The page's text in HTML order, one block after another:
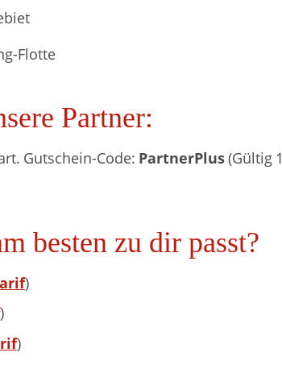
Flotte
Partner:
Gutschein-Code: PartnerPlus(Gültig 1
besten zu dir passt?
)
)
)